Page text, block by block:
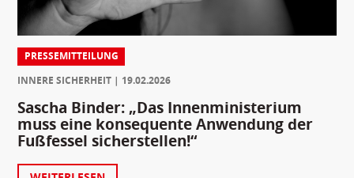
PRESSEMITTEILUNG
INNERE SICHERHEIT
19.02.2026
Sascha Binder: „Das Innenministerium
muss eine konsequente Anwendung der
Fußfessel sicherstellen!“